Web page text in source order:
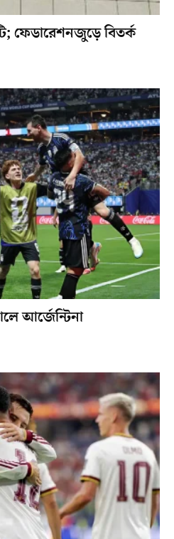
ফেডারেশনজুড়ে বিতর্ক
আর্জেন্টিনা